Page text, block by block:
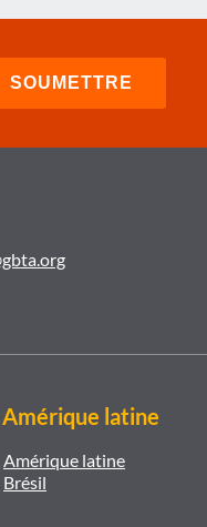
Amérique latine
Amérique latine
Brésil